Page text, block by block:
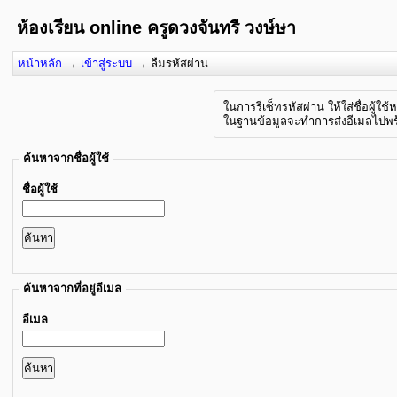
ห้องเรียน online ครูดวงจันทรื วงษ์ษา
หน้าหลัก → เข้าสู่ระบบ → ลืมรหัสผ่าน
ในการรีเซ็ทรหัสผ่าน ให้ใส่ชื่อผู้ใ
ในฐานข้อมูลจะทำการส่งอีเมลไป
ค้นหาจากชื่อผู้ใช้
ชื่อผู้ใช้
ค้นหาจากที่อยู่อีเมล
อีเมล